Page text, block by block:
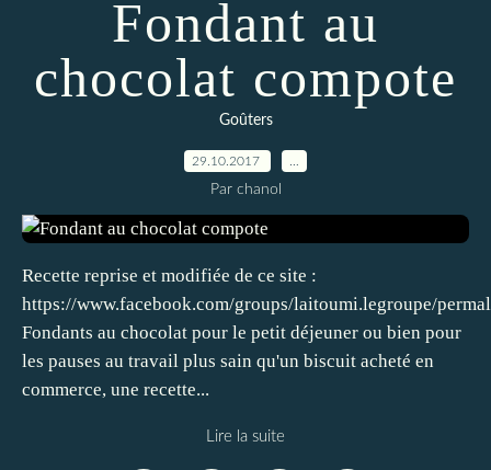
Fondant au
chocolat compote
Goûters
29.10.2017
Par chanol
Recette reprise et modifiée de ce site :
https://www.facebook.com/groups/laitoumi.legroupe/
Fondants au chocolat pour le petit déjeuner ou bien pour
les pauses au travail plus sain qu'un biscuit acheté en
commerce, une recette...
Lire la suite